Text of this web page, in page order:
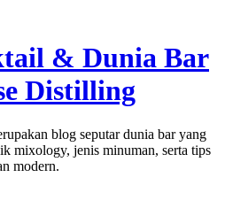
& Dunia Bar
Distilling
blog seputar dunia bar yang
mixology, jenis minuman, serta tips
modern.